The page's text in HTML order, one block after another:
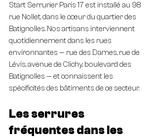
Start Serrurier Paris 17 est installé au 98
rue Nollet, dans le cœur du quartier des
Batignolles. Nos artisans interviennent
quotidiennement dans les rues
environnantes — rue des Dames, rue de
Lévis, avenue de Clichy, boulevard des
Batignolles — et connaissent les
spécificités des bâtiments de ce secteur.
Les serrures
fréquentes dans les